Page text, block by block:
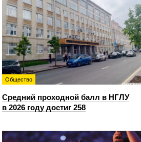
Общество
Средний проходной балл в НГЛУ
в 2026 году достиг 258